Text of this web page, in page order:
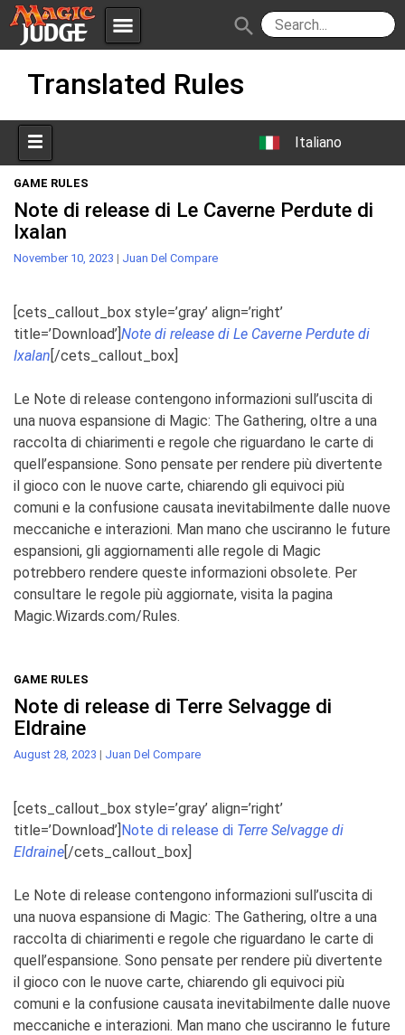
menu
JudgeApps
Forum
Judges
Policies IPG
JAR
search
Translated Rules
Italiano
GAME RULES
Note di release di Le Caverne Perdute di
Ixalan
November 10, 2023 | Juan Del Compare
[cets_callout_box style=’gray’ align=’right’
title=’Download’]Note di release di Le Caverne Perdute di
Ixalan[/cets_callout_box]
Le Note di release contengono informazioni sull’uscita di
una nuova espansione di Magic: The Gathering, oltre a una
raccolta di chiarimenti e regole che riguardano le carte di
quell’espansione. Sono pensate per rendere più divertente
il gioco con le nuove carte, chiarendo gli equivoci più
comuni e la confusione causata inevitabilmente dalle nuove
meccaniche e interazioni. Man mano che usciranno le future
espansioni, gli aggiornamenti alle regole di Magic
potrebbero rendere queste informazioni obsolete. Per
consultare le regole più aggiornate, visita la pagina
Magic.Wizards.com/Rules.
GAME RULES
Note di release di Terre Selvagge di
Eldraine
August 28, 2023 | Juan Del Compare
[cets_callout_box style=’gray’ align=’right’
title=’Download’]Note di release di Terre Selvagge di
Eldraine[/cets_callout_box]
Le Note di release contengono informazioni sull’uscita di
una nuova espansione di Magic: The Gathering, oltre a una
raccolta di chiarimenti e regole che riguardano le carte di
quell’espansione. Sono pensate per rendere più divertente
il gioco con le nuove carte, chiarendo gli equivoci più
comuni e la confusione causata inevitabilmente dalle nuove
meccaniche e interazioni. Man mano che usciranno le future